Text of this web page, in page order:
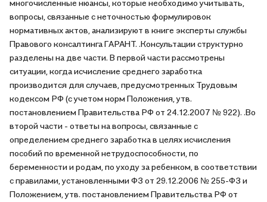
многочисленные нюансы, которые необходимо учитывать,
вопросы, связанные с неточностью формулировок
нормативных актов, анализируют в книге эксперты службы
Правового консалтинга ГАРАНТ. .Консультации структурно
разделены на две части. В первой части рассмотрены
ситуации, когда исчисление среднего заработка
производится для случаев, предусмотренных Трудовым
кодексом РФ (с учетом норм Положения, утв.
постановлением Правительства РФ от 24.12.2007 № 922). .Во
второй части - ответы на вопросы, связанные с
определением среднего заработка в целях исчисления
пособий по временной нетрудоспособности, по
беременности и родам, по уходу за ребенком, в соответствии
с правилами, установленными ФЗ от 29.12.2006 № 255-ФЗ и
Положением, утв. постановлением Правительства РФ от